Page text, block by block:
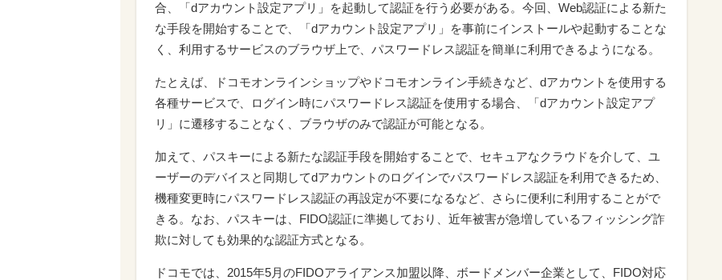
合、「dアカウント設定アプリ」を起動して認証を行う必要がある。今回、Web認証による新た
な手段を開始することで、「dアカウント設定アプリ」を事前にインストールや起動することな
く、利用するサービスのブラウザ上で、パスワードレス認証を簡単に利用できるようになる。
たとえば、ドコモオンラインショップやドコモオンライン手続きなど、dアカウントを使用する
各種サービスで、ログイン時にパスワードレス認証を使用する場合、「dアカウント設定アプ
リ」に遷移することなく、ブラウザのみで認証が可能となる。
加えて、パスキーによる新たな認証手段を開始することで、セキュアなクラウドを介して、ユ
ーザーのデバイスと同期してdアカウントのログインでパスワードレス認証を利用できるため、
機種変更時にパスワードレス認証の再設定が不要になるなど、さらに便利に利用することがで
きる。なお、パスキーは、FIDO認証に準拠しており、近年被害が急増しているフィッシング詐
欺に対しても効果的な認証方式となる。
ドコモでは、2015年5月のFIDOアライアンス加盟以降、ボードメンバー企業として、FIDO対応